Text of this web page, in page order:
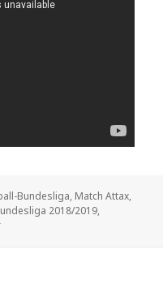
Bundesliga, Match Attax,
2018/2019,
zu Vorstellung: „Match Attax Extra